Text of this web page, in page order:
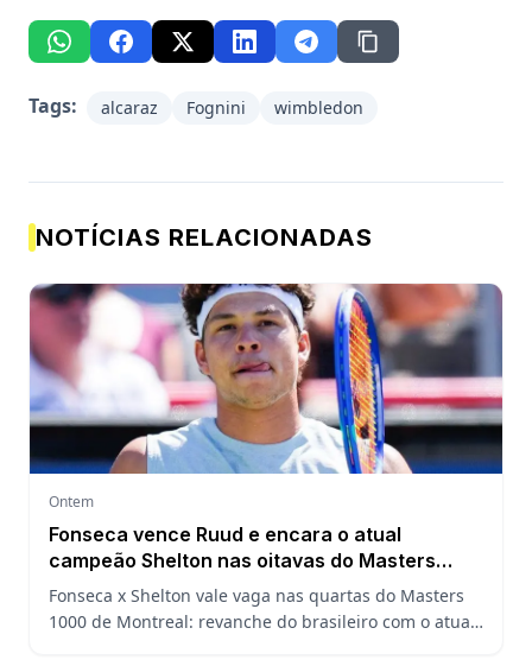
Tags: alcaraz Fognini wimbledon
NOTÍCIAS RELACIONADAS
Ontem
Fonseca vence Ruud e encara o atual
campeão Shelton nas oitavas do Masters
1000 de Montreal
Fonseca x Shelton vale vaga nas quartas do Masters
1000 de Montreal: revanche do brasileiro com o atual